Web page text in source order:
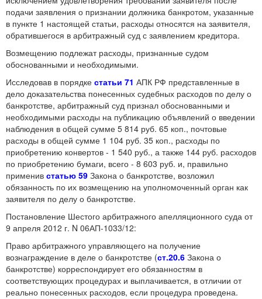
подачи заявления о признании должника банкротом, указанные
в пункте 1 настоящей статьи, расходы относятся на заявителя,
обратившегося в арбитражный суд с заявлением кредитора.
Возмещению подлежат расходы, признанные судом
обоснованными и необходимыми.
Исследовав в порядке статьи 71 АПК РФ представленные в
дело доказательства понесенных судебных расходов по делу о
банкротстве, арбитражный суд признал обоснованными и
необходимыми расходы на публикацию объявлений о введении
наблюдения в общей сумме 5 814 руб. 65 коп., почтовые
расходы в общей сумме 1 104 руб. 35 коп., расходы по
приобретению конвертов - 1 540 руб., а также 144 руб. расходов
по приобретению бумаги, всего - 8 603 руб. и, правильно
применив статью 59 Закона о банкротстве, возложил
обязанность по их возмещению на уполномоченный орган как
заявителя по делу о банкротстве.
Постановление Шестого арбитражного апелляционного суда от
9 апреля 2012 г. N 06АП-1033/12:
Право арбитражного управляющего на получение
вознаграждение в деле о банкротстве (ст.20.6 Закона о
банкротстве) корреспондирует его обязанностям в
соответствующих процедурах и выплачивается, в отличии от
реально понесенных расходов, если процедура проведена.